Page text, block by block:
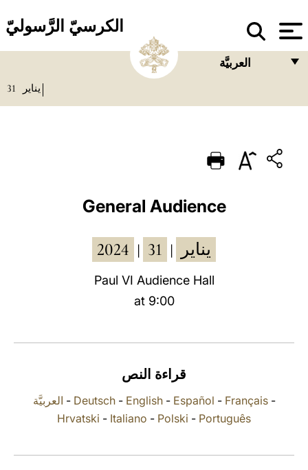
الكرسيّ الرَّسوليّ
العربيَّة
PORTUGUÊS
يناير 31
General Audience
2024 يناير 31
Paul VI Audience Hall
at 9:00
قراءة النص
العربيَّة - Deutsch- English- Español - Français-
Hrvatski - Italiano - Polski - Português